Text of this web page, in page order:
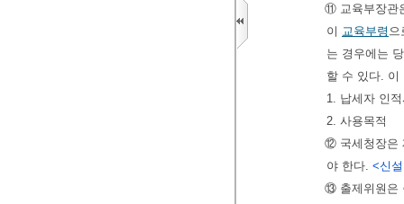
⑪ 교육부장관
이 교육부령
는 경우에는
할 수 있다.
1. 납세자 인
2. 사용목적
⑫ 국세청장은
야 한다. <신
⑬ 출제위원은